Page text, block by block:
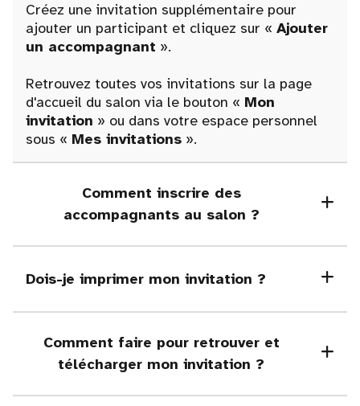
Créez une invitation supplémentaire pour
ajouter un participant et cliquez sur « Ajouter
un accompagnant ».
Retrouvez toutes vos invitations sur la page
d'accueil du salon via le bouton « Mon
invitation » ou dans votre espace personnel
sous « Mes invitations ».
Comment inscrire des
accompagnants au salon ?
Dois-je imprimer mon invitation ?
Comment faire pour retrouver et
télécharger mon invitation ?